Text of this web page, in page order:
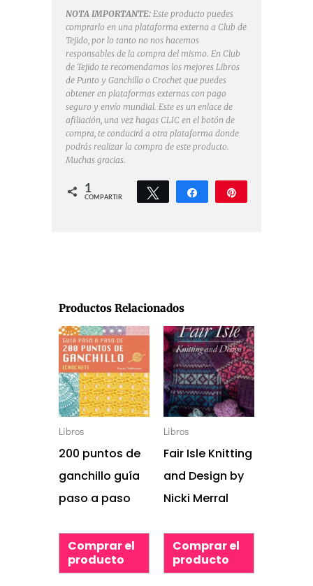
NOTA IMPORTANTE: Este producto puedes
comprarlo en una plataforma externa a Club de
Tejido, por lo tanto no nos hacemos
responsables de la compra del mismo. En Club
de Tejido te recomendamos los mejores Libros
de Punto y Ganchillo o Crochet que puedes
obtener en plataformas externas con pago
seguro y envío mundial. Este es un enlace de
afiliación, una vez hagas CLIC en el botón de
compra, te conducirá a otra plataforma donde
podrás realizar la compra de este producto.
Muchas gracias.
1
COMPARTIR
Twittear Compartir
Productos Relacionados
Libros
200 puntos de
ganchillo guía
paso a paso
Comprar el
producto
Libros
Fair Isle Knitting
and Design by
Nicki Merral
Comprar el
producto